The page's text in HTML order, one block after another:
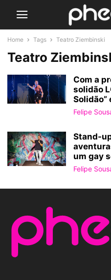
Home Tags Teatro Ziembinski
Teatro
Com a
solidão
Solidão”
Felipe
Stand-
um gay
Felipe